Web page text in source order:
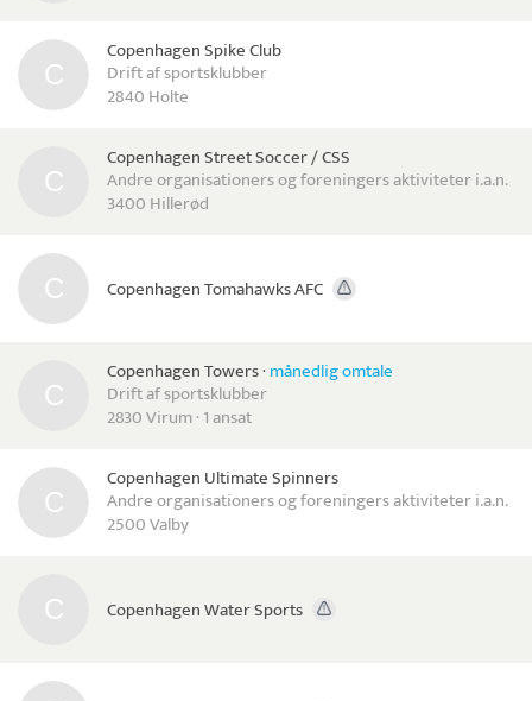
Copenhagen Spike Club
Drift af sportsklubber
2840 Holte
Copenhagen Street Soccer / CSS
Andre organisationers og foreningers aktiviteter i.a.n.
3400 Hillerød
Copenhagen Tomahawks AFC
Copenhagen Towers· månedlig omtale
Drift af sportsklubber
2830 Virum · 1 ansat
Copenhagen Ultimate Spinners
Andre organisationers og foreningers aktiviteter i.a.n.
2500 Valby
Copenhagen Water Sports